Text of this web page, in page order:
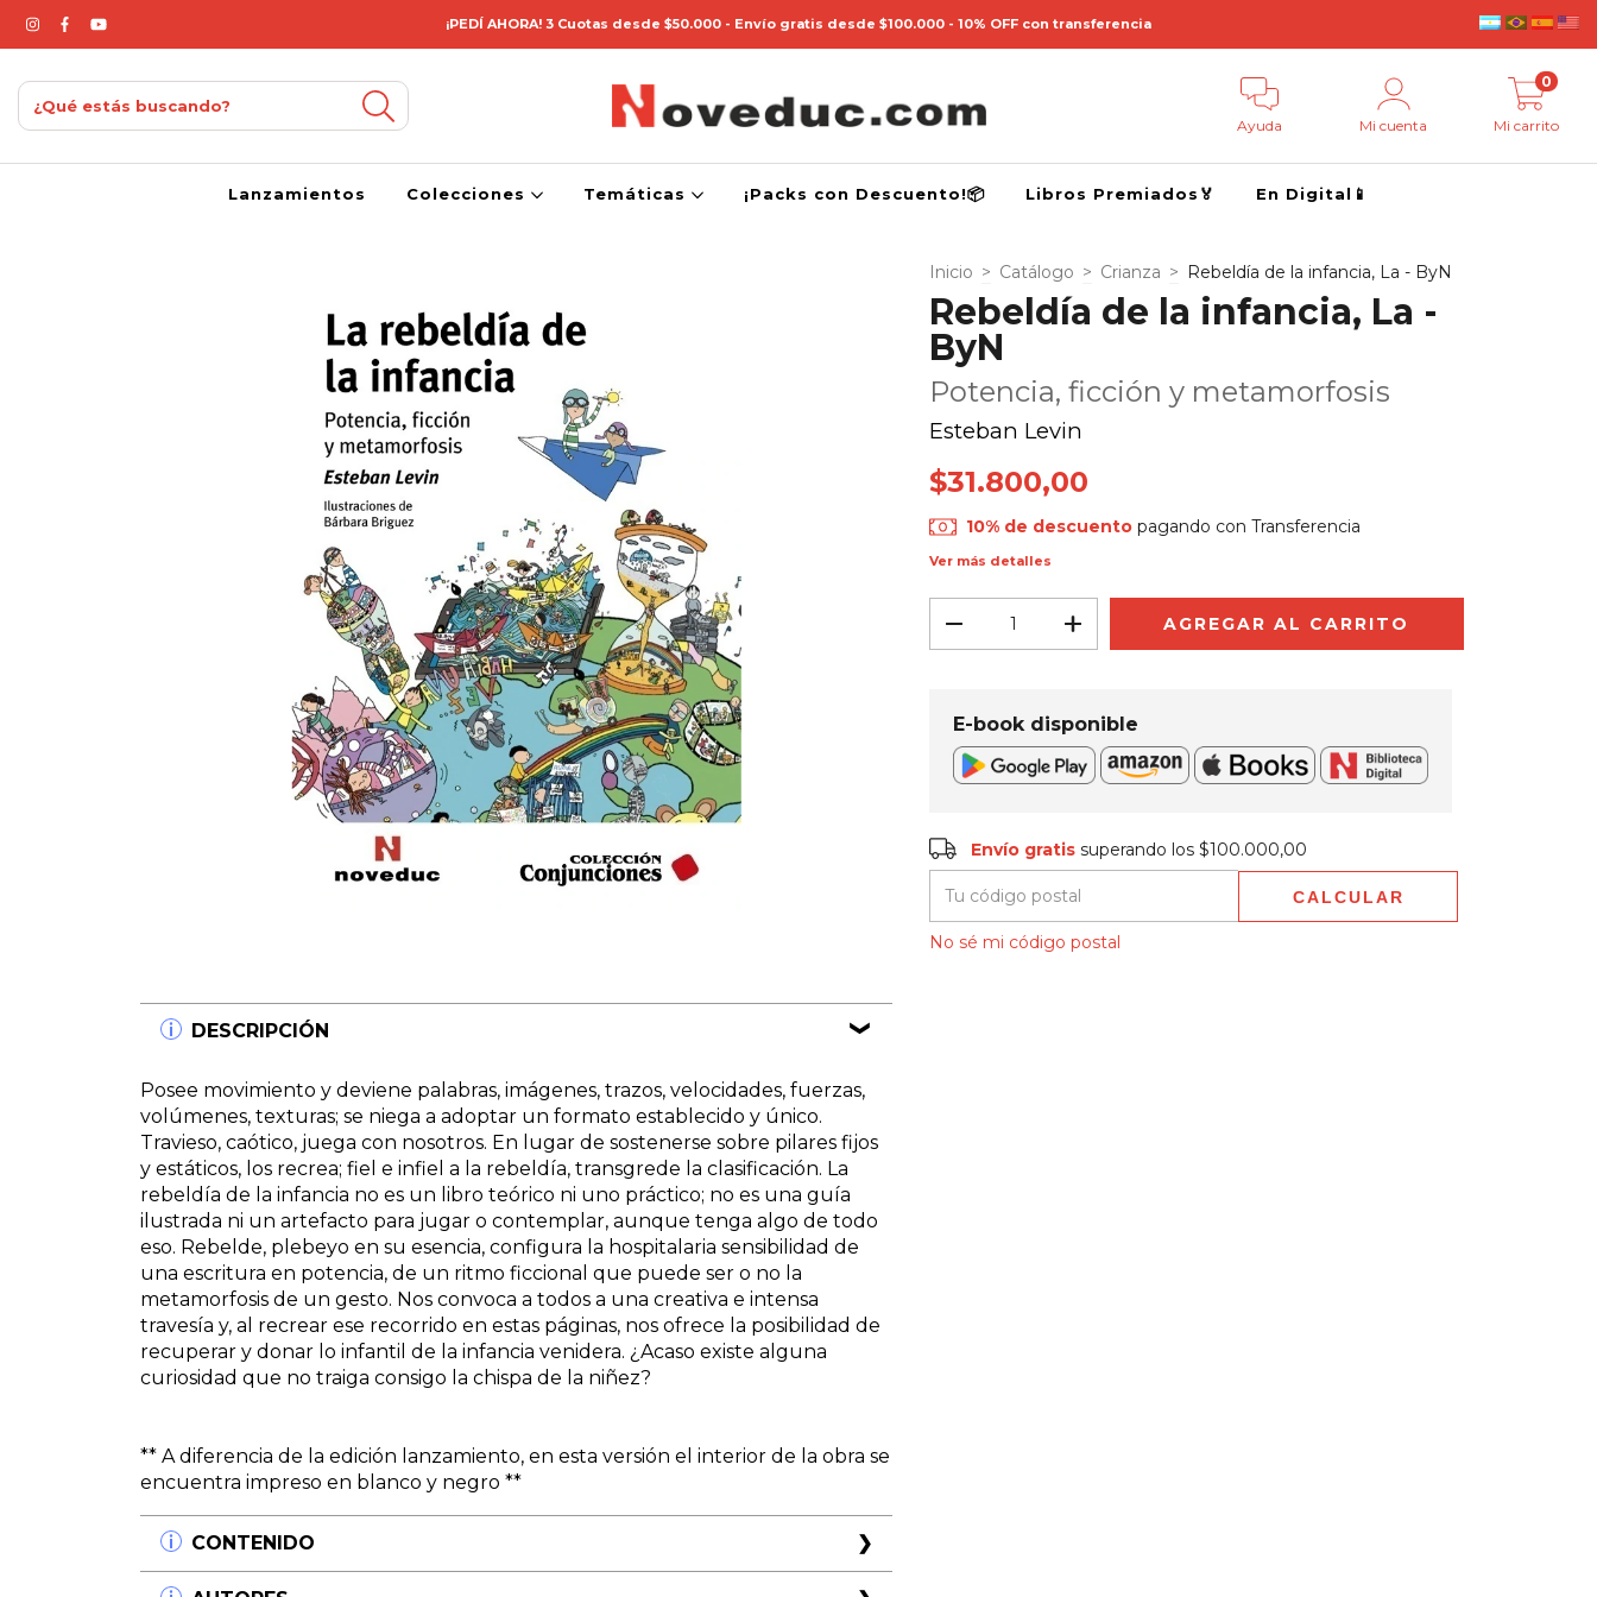
¡PEDÍ AHORA! 3 Cuotas desde $50.000 - Envío gratis desde $100.000 - 10% OFF con transferencia
Ayuda Mi cuenta Mi carrito
0
Lanzamientos Colecciones Temáticas ¡Packs con Descuento!📦 Libros Premiados🏅 En Digital📱
DESCRIPCIÓN
Posee movimiento y deviene palabras, imágenes, trazos, velocidades, fuerzas,
volúmenes, texturas; se niega a adoptar un formato establecido y único.
Travieso, caótico, juega con nosotros. En lugar de sostenerse sobre pilares fijos
y estáticos, los recrea; fiel e infiel a la rebeldía, transgrede la clasificación. La
rebeldía de la infancia no es un libro teórico ni uno práctico; no es una guía
ilustrada ni un artefacto para jugar o contemplar, aunque tenga algo de todo
eso. Rebelde, plebeyo en su esencia, configura la hospitalaria sensibilidad de
una escritura en potencia, de un ritmo ficcional que puede ser o no la
metamorfosis de un gesto. Nos convoca a todos a una creativa e intensa
travesía y, al recrear ese recorrido en estas páginas, nos ofrece la posibilidad de
recuperar y donar lo infantil de la infancia venidera. ¿Acaso existe alguna
curiosidad que no traiga consigo la chispa de la niñez?
** A diferencia de la edición lanzamiento, en esta versión el interior de la obra se
encuentra impreso en blanco y negro **
CONTENIDO
PARTE I. Deseo de ficción
Inicio > Catálogo > Crianza > Rebeldía de la infancia, La - ByN
Rebeldía de la infancia, La -
ByN
Potencia, ficción y metamorfosis
Esteban Levin
$31.800,00
10% de descuento pagando con Transferencia
Ver más detalles
E-book disponible
Envío gratis
Entregas para el CP: CAMBIAR CP
Envío gratis superando los$100.000,00
CALCULAR
No sé mi código postal